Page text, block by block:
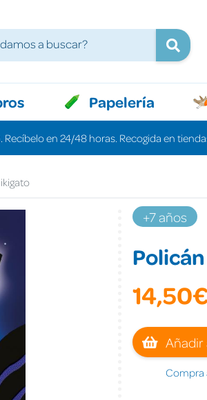
Papelería
en 24/48 horas. Recogida en
+7 años
14,50€
Añadir
Compra